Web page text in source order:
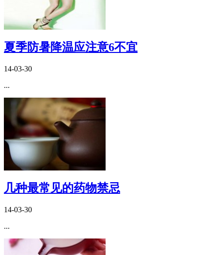
夏季防暑降温应注意6不宜
14-03-30
...
几种最常见的药物禁忌
14-03-30
...